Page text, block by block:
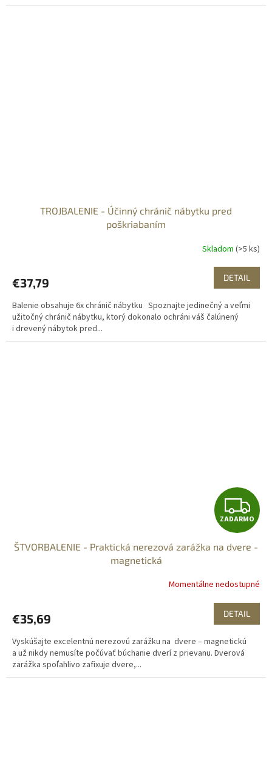
TROJBALENIE - Účinný chránič nábytku pred
poškriabaním
Skladom (>5 ks)
€37,79 DETAIL
Balenie obsahuje 6x chránič nábytku Spoznajte jedinečný a veľmi
užitočný chránič nábytku, ktorý dokonalo ochráni váš čalúnený
i drevený nábytok pred...
Z
A
D
A
R
M
ZADARMO
ŠTVORBALENIE - Praktická nerezová zarážka na dvere -
magnetická
Momentálne nedostupné
€35,69 DETAIL
Vyskúšajte excelentnú nerezovú zarážku na dvere – magnetickú
a už nikdy nemusíte počúvať búchanie dverí z prievanu. Dverová
zarážka spoľahlivo zafixuje dvere,...